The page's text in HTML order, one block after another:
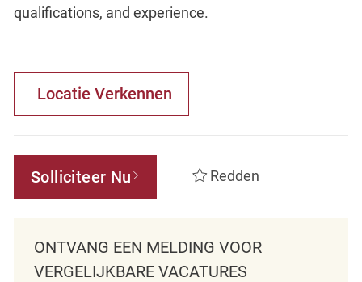
qualifications, and experience.
Locatie Verkennen
Solliciteer Nu Redden
ONTVANG EEN MELDING VOOR
VERGELIJKBARE VACATURES